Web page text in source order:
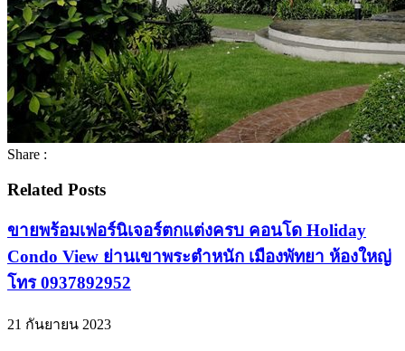
Share :
Related Posts
ขายพร้อมเฟอร์นิเจอร์ตกแต่งครบ คอนโด Holiday
Condo View ย่านเขาพระตำหนัก เมืองพัทยา ห้องใหญ่
โทร 0937892952
21 กันยายน 2023